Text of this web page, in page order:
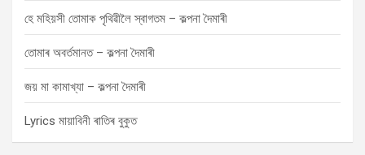
হে মহিয়সী তোমাক পৃথিৱীলৈ স্বাগতম – কল্পনা দৈমাৰী
তোমাৰ অবৰ্তমানত – কল্পনা দৈমাৰী
জয় মা কামাখ্যা – কল্পনা দৈমাৰী
Lyrics মায়াবিনী ৰাতিৰ বুকুত